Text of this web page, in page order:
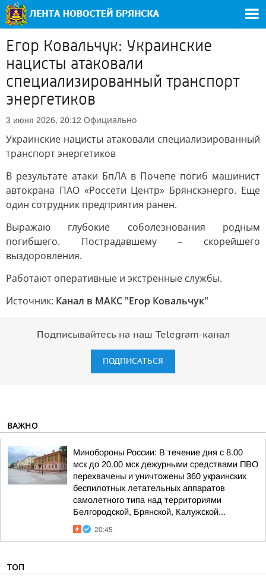
Егор Ковальчук: Украинские
нацисты атаковали
специализированный транспорт
энергетиков
3 июня 2026, 20:12 Официально
Украинские нацисты атаковали специализированный
транспорт энергетиков
В результате атаки БпЛА в Почепе погиб машинист
автокрана ПАО «Россети Центр» Брянскэнерго. Еще
один сотрудник предприятия ранен.
Выражаю глубокие соболезнования родным
погибшего. Пострадавшему – скорейшего
выздоровления.
Работают оперативные и экстренные службы.
Источник: Канал в МАКС "Егор Ковальчук"
Подписывайтесь на наш Telegram-канал
ПОДПИСАТЬСЯ
ВАЖНО
Минобороны России: В течение дня с 8.00
мск до 20.00 мск дежурными средствами ПВО
перехвачены и уничтожены 360 украинских
беспилотных летательных аппаратов
самолетного типа над территориями
Белгородской, Брянской, Калужской...
20:45
ТОП